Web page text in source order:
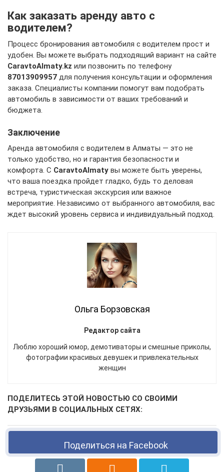
Как заказать аренду авто с
водителем?
Процесс бронирования автомобиля с водителем прост и
удобен. Вы можете выбрать подходящий вариант на сайте
CaravtoAlmaty.kz или позвонить по телефону
87013909957 для получения консультации и оформления
заказа. Специалисты компании помогут вам подобрать
автомобиль в зависимости от ваших требований и
бюджета.
Заключение
Аренда автомобиля с водителем в Алматы — это не
только удобство, но и гарантия безопасности и
комфорта. С CaravtoAlmaty вы можете быть уверены,
что ваша поездка пройдет гладко, будь то деловая
встреча, туристическая экскурсия или важное
мероприятие. Независимо от выбранного автомобиля, вас
ждет высокий уровень сервиса и индивидуальный подход.
Ольга Борзовская
Редактор сайта
Люблю хороший юмор, демотиваторы и смешные приколы,
фотографии красивых девушек и привлекательных
женщин
ПОДЕЛИТЕСЬ ЭТОЙ НОВОСТЬЮ СО СВОИМИ
ДРУЗЬЯМИ В СОЦИАЛЬНЫХ СЕТЯХ:
Поделиться на Facebook